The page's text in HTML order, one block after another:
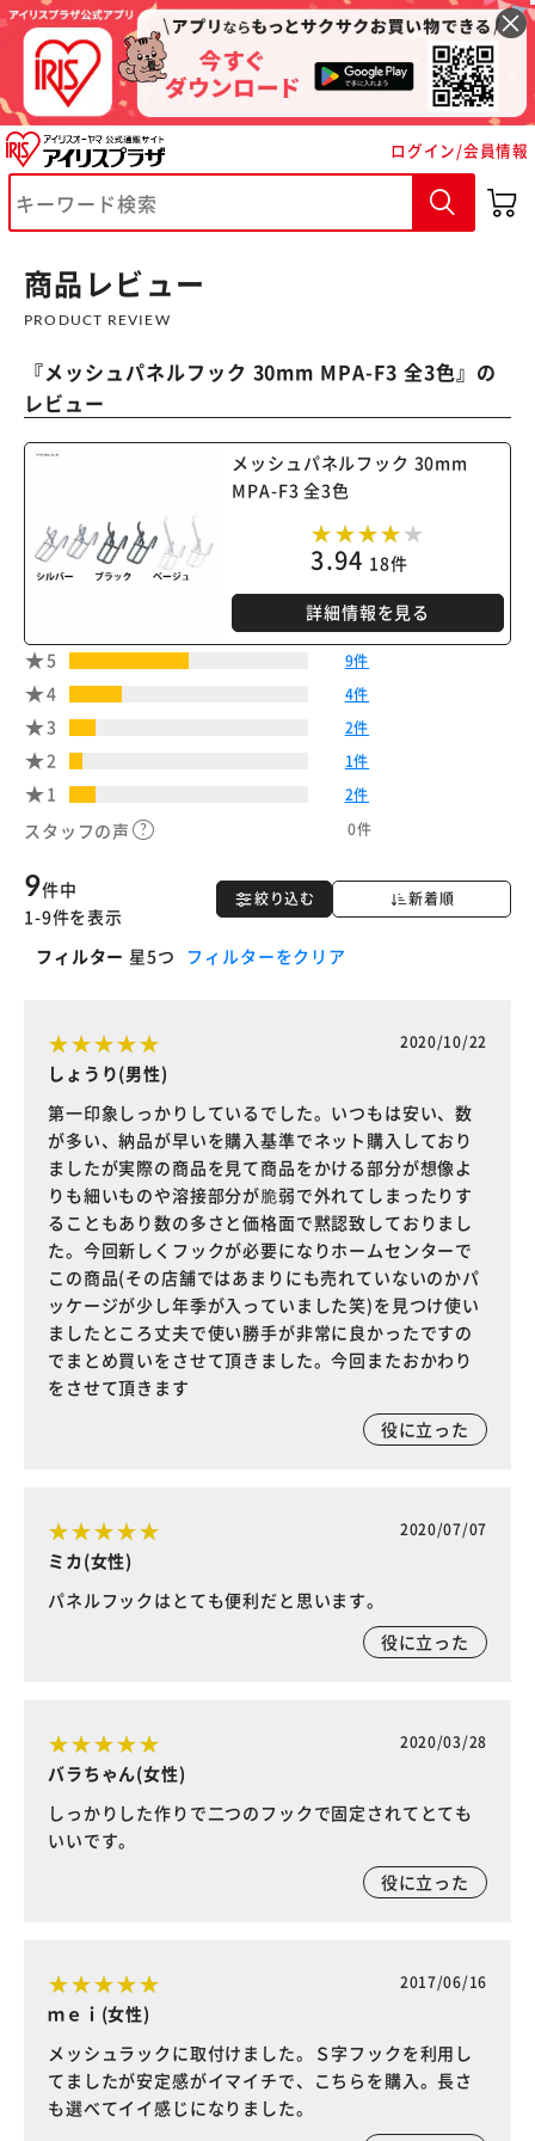
ログイン/会員情報
商品レビュー
PRODUCT REVIEW
『メッシュパネルフック 30mm MPA-F3 全3色』の
レビュー
メッシュパネルフック 30mm
MPA-F3 全3色
3.94 18件
詳細情報を見る
5 9件
4 4件
3 2件
2 1件
1 2件
スタッフの声 0件
絞り込む 新着順
9件中
1-9件を表示
フィルター 星5つ フィルターをクリア
2020/10/22
しょうり(男性)
第一印象しっかりしているでした。いつもは安い、数
が多い、納品が早いを購入基準でネット購入しており
ましたが実際の商品を見て商品をかける部分が想像よ
りも細いものや溶接部分が脆弱で外れてしまったりす
ることもあり数の多さと価格面で黙認致しておりまし
た。今回新しくフックが必要になりホームセンターで
この商品(その店舗ではあまりにも売れていないのかパ
ッケージが少し年季が入っていました笑)を見つけ使い
ましたところ丈夫で使い勝手が非常に良かったですの
でまとめ買いをさせて頂きました。今回またおかわり
をさせて頂きます
役に立った
2020/07/07
ミカ(女性)
パネルフックはとても便利だと思います。
役に立った
2020/03/28
バラちゃん(女性)
しっかりした作りで二つのフックで固定されてとても
いいです。
役に立った
2017/06/16
ｍｅｉ(女性)
メッシュラックに取付けました。Ｓ字フックを利用し
てましたが安定感がイマイチで、こちらを購入。長さ
も選べてイイ感じになりました。
※ご確認ください